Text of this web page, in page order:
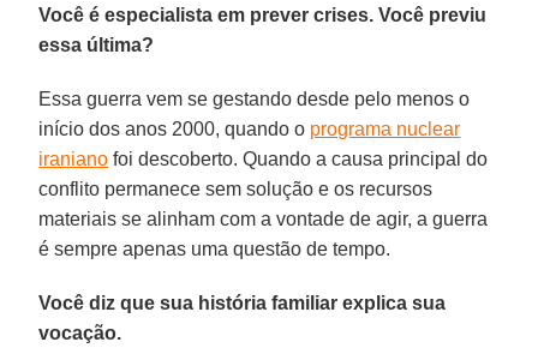
Você é especialista em prever crises. Você previu
essa última?
Essa guerra vem se gestando desde pelo menos o
início dos anos 2000, quando o programa nuclear
iraniano foi descoberto. Quando a causa principal do
conflito permanece sem solução e os recursos
materiais se alinham com a vontade de agir, a guerra
é sempre apenas uma questão de tempo.
Você diz que sua história familiar explica sua
vocação.